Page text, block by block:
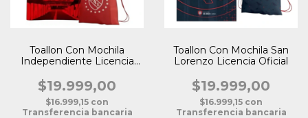
Toallon Con Mochila
Independiente Licencia
$19.999,00
$16.999,15 con
Transferencia bancaria
Toallon Con Mochila San
Lorenzo Licencia Oficial
$19.999,00
$16.999,15 con
Transferencia bancaria